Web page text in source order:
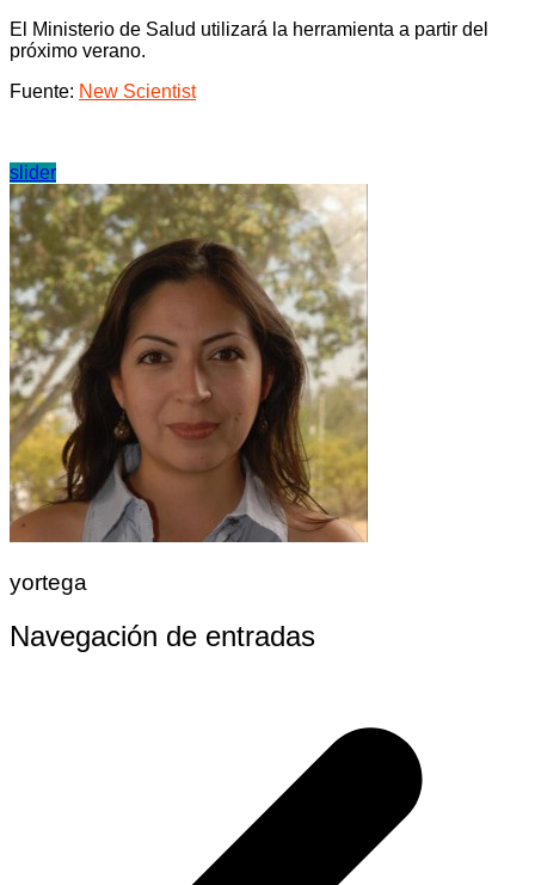
El Ministerio de Salud utilizará la herramienta a partir del
próximo verano.
Fuente: New Scientist
slider
yortega
Navegación de entradas